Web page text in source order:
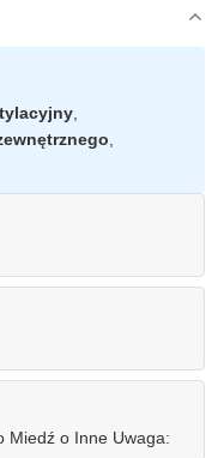
Miedź o Inne Uwaga: